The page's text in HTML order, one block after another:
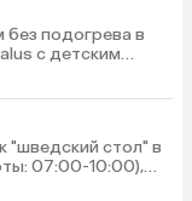
без подогрева в
2
15:00-
лет (часы работы:
"шведский стол" в
07:00-10:00),
(часы работы: